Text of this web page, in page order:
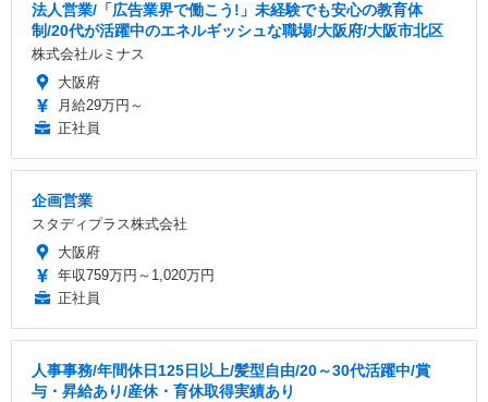
法人営業/「広告業界で働こう!」未経験でも安心の教育体
制/20代が活躍中のエネルギッシュな職場/大阪府/大阪市北区
株式会社ルミナス
大阪府
月給29万円～
正社員
企画営業
スタディプラス株式会社
大阪府
年収759万円～1,020万円
正社員
人事事務/年間休日125日以上/髪型自由/20～30代活躍中/賞
与・昇給あり/産休・育休取得実績あり